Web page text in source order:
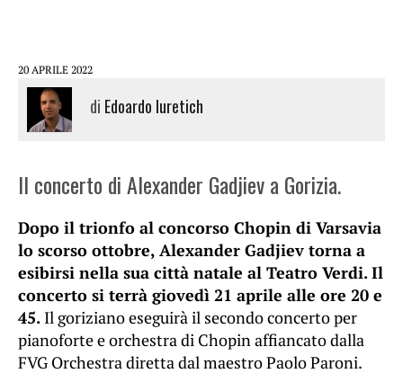
20 APRILE 2022
di Edoardo Iuretich
Il concerto di Alexander Gadjiev a Gorizia.
Dopo il trionfo al concorso Chopin di Varsavia
lo scorso ottobre, Alexander Gadjiev torna a
esibirsi nella sua città natale al Teatro Verdi. Il
concerto si terrà giovedì 21 aprile alle ore 20 e
45. Il goriziano eseguirà il secondo concerto per
pianoforte e orchestra di Chopin affiancato dalla
FVG Orchestra diretta dal maestro Paolo Paroni.